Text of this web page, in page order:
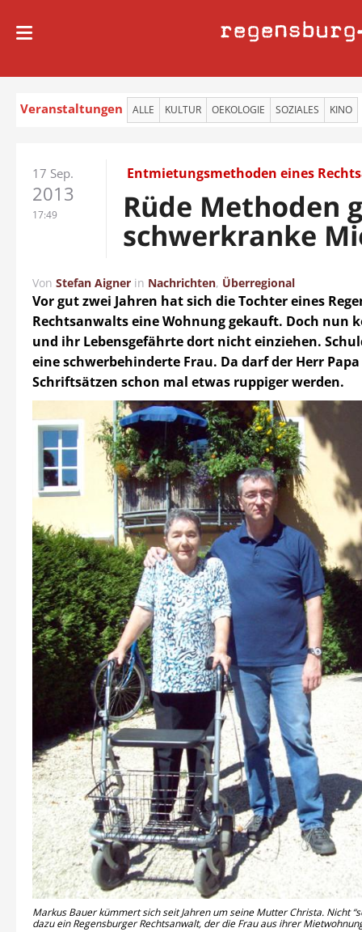
regensburg
Veranstaltungen ALLE KULTUR OEKOLOGIE SOZIALES KINO
17 Sep.
2013
17:49
Entmietungsmethoden eines
Rüde Methoden
schwerkranke
Von Stefan Aigner in Nachrichten, Überregional
Vor gut zwei Jahren hat sich die Tochter eines
Rechtsanwalts eine Wohnung gekauft. Doch nun
und ihr Lebensgefährte dort nicht einziehen.
eine schwerbehinderte Frau. Da darf der Herr
Schriftsätzen schon mal etwas ruppiger werden.
Markus Bauer kümmert sich seit Jahren um seine Mutter Christa. Nicht
dazu ein Regensburger Rechtsanwalt, der die Frau aus ihrer